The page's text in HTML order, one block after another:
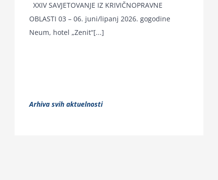
XXIV SAVJETOVANJE IZ KRIVIČNOPRAVNE
OBLASTI 03 – 06. juni/lipanj 2026. gogodine
Neum, hotel „Zenit“[...]
Arhiva svih aktuelnosti